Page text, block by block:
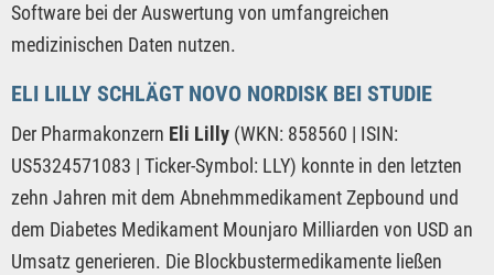
Software bei der Auswertung von umfangreichen
medizinischen Daten nutzen.
ELI LILLY SCHLÄGT NOVO NORDISK BEI STUDIE
Der Pharmakonzern Eli Lilly (WKN: 858560 | ISIN:
US5324571083 | Ticker-Symbol: LLY) konnte in den letzten
zehn Jahren mit dem Abnehmmedikament Zepbound und
dem Diabetes Medikament Mounjaro Milliarden von USD an
Umsatz generieren. Die Blockbustermedikamente ließen